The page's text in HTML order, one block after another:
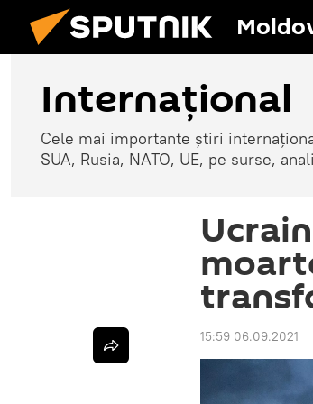
Internaţional
Cele mai importante știri
SUA, Rusia, NATO, UE, pe surse,
15:59 06.09.2021